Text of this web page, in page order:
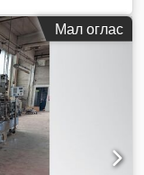
Мал оглас